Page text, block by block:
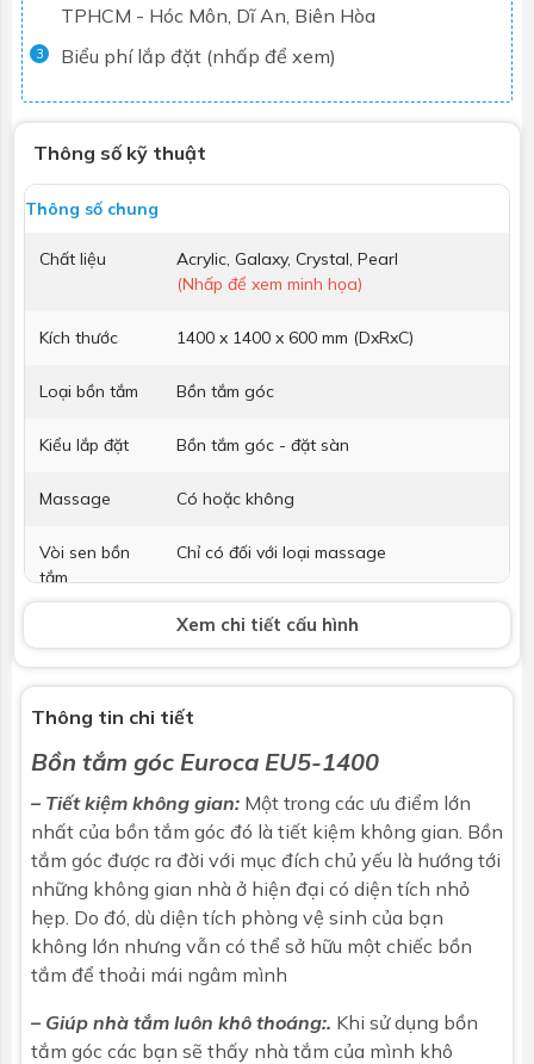
TPHCM - Hóc Môn, Dĩ An, Biên Hòa
3 Biểu phí lắp đặt (nhấp để xem)
Thông số kỹ thuật
Thông số chung
Chất liệu
Acrylic, Galaxy, Crystal, Pearl
(Nhấp để xem minh họa)
Kích thước 1400 x 1400 x 600 mm (DxRxC)
Loại bồn tắm Bồn tắm góc
Kiểu lắp đặt Bồn tắm góc - đặt sàn
Massage Có hoặc không
Vòi sen bồn
tắm
Chỉ có đối với loại massage
theo
Không bao gồm
Xem chi tiết cấu hình
Thông tin chi tiết
Bồn tắm góc Euroca EU5-1400
– Tiết kiệm không gian: Một trong các ưu điểm lớn
nhất của bồn tắm góc đó là tiết kiệm không gian. Bồn
tắm góc được ra đời với mục đích chủ yếu là hướng tới
những không gian nhà ở hiện đại có diện tích nhỏ
hẹp. Do đó, dù diện tích phòng vệ sinh của bạn
không lớn nhưng vẫn có thể sở hữu một chiếc bồn
tắm để thoải mái ngâm mình
– Giúp nhà tắm luôn khô thoáng:. Khi sử dụng bồn
tắm góc các bạn sẽ thấy nhà tắm của mình khô